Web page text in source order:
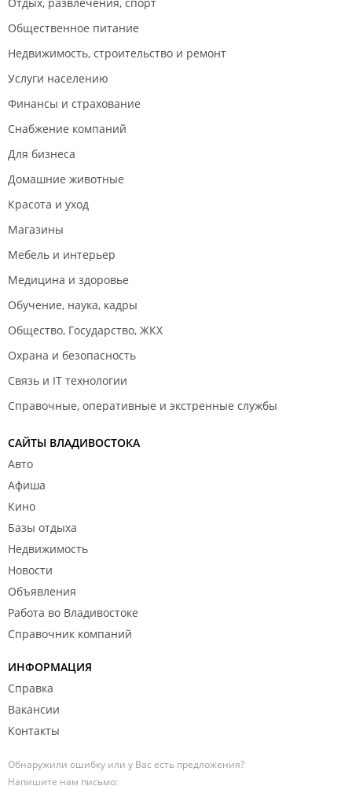
Общественное питание
Недвижимость, строительство и ремонт
Услуги населению
Финансы и страхование
Снабжение компаний
Для бизнеса
Домашние животные
Красота и уход
Магазины
Мебель и интерьер
Медицина и здоровье
Обучение, наука, кадры
Общество, Государство, ЖКХ
Охрана и безопасность
Связь и IT технологии
Справочные, оперативные и экстренные службы
САЙТЫ ВЛАДИВОСТОКА
Авто
Афиша
Кино
Базы отдыха
Недвижимость
Новости
Объявления
Работа во Владивостоке
Справочник компаний
ИНФОРМАЦИЯ
Справка
Вакансии
Контакты
Обнаружили ошибку или у Вас есть предложения?
Напишите нам письмо: